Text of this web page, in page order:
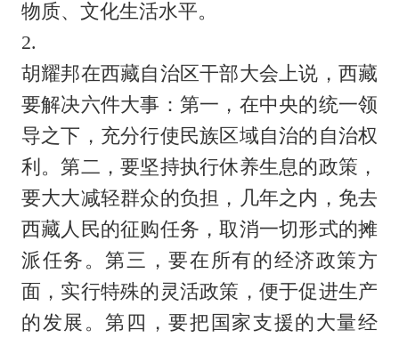
物质、文化生活水平。
2.
胡耀邦在西藏自治区干部大会上说，西藏
要解决六件大事：第一，在中央的统一领
导之下，充分行使民族区域自治的自治权
利。第二，要坚持执行休养生息的政策，
要大大减轻群众的负担，几年之内，免去
西藏人民的征购任务，取消一切形式的摊
派任务。第三，要在所有的经济政策方
面，实行特殊的灵活政策，便于促进生产
的发展。第四，要把国家支援的大量经